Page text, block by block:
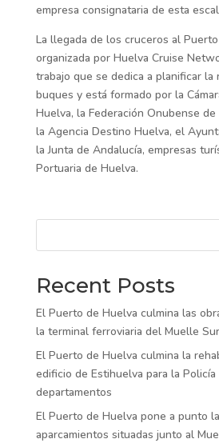
empresa consignataria de esta
La llegada de los cruceros al
organizada por Huelva Cruise
trabajo que se dedica a planificar la
buques y está formado por la
Huelva, la Federación Onubense de
la Agencia Destino Huelva, el
la Junta de Andalucía, empresas
Portuaria de Huelva.
Recent Posts
El Puerto de Huelva culmina las
la terminal ferroviaria del Muelle Sur
El Puerto de Huelva culmina la
edificio de Estihuelva para la
departamentos
El Puerto de Huelva pone a punto
aparcamientos situadas junto al